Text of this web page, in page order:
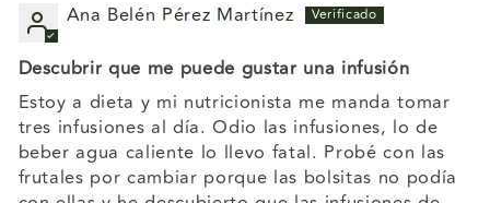
Ana Belén Pérez Martínez
Descubrir que me puede gustar una infusión
Estoy a dieta y mi nutricionista me manda tomar
tres infusiones al día. Odio las infusiones, lo de
beber agua caliente lo llevo fatal. Probé con las
frutales por cambiar porque las bolsitas no podía